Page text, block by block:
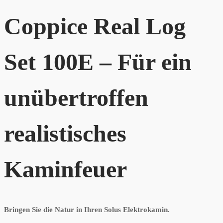
Coppice Real Log
Set 100E – Für ein
unübertroffen
realistisches
Kaminfeuer
Bringen Sie die Natur in Ihren Solus Elektrokamin.